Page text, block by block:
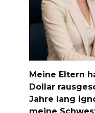
Meine Eltern
Dollar
Jahre lang